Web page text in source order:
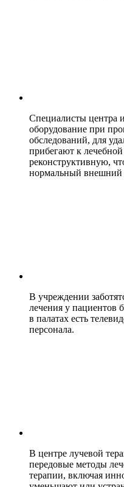
Специалисты центра
оборудование при
обследований, для
прибегают к
реконструктивную,
нормальный внешний
В учреждении
лечения у пациентов
в палатах есть
персонала.
В центре лучевой
передовые методы
терапии, включая